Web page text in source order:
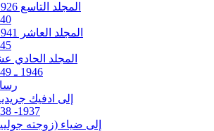
المجلد الحادي
1946 ـ 1949
إلى ادفيك
1937- 1938
إلى ضياء (زوجته